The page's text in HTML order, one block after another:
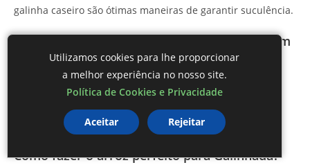
galinha caseiro são ótimas maneiras de garantir suculência.
Quais acompanhamentos combinam bem com
Galinhada?
Acompanhamentos como salada verde, farofa, purê de
batata e vinagrete são ideais para complementar a
Galinhada.
Como fazer o arroz perfeito para Galinhada?
Utilizamos cookies para lhe proporcionar
a melhor experiência no nosso site.
Política de Cookies e Privacidade
Aceitar Rejeitar